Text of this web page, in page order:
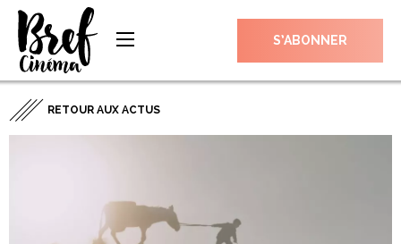
S’ABONNER
RETOUR AUX ACTUS